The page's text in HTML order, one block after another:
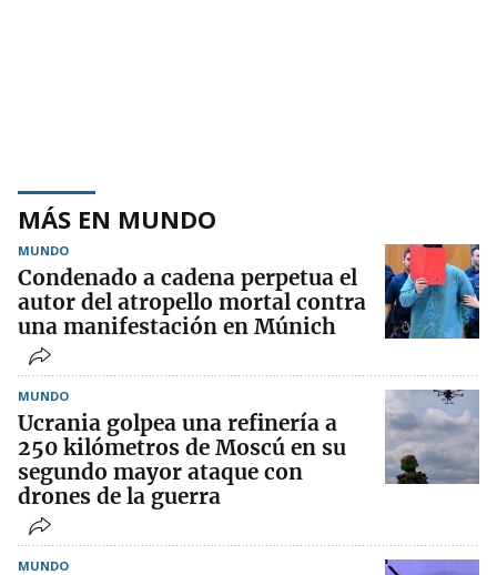
MÁS EN MUNDO
MUNDO
Condenado a cadena perpetua el
autor del atropello mortal contra
una manifestación en Múnich
MUNDO
Ucrania golpea una refinería a
250 kilómetros de Moscú en su
segundo mayor ataque con
drones de la guerra
MUNDO